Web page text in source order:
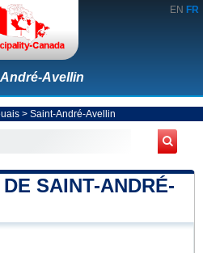
EN FR
Avellin
> Saint-André-Avellin
SAINT-ANDRÉ-